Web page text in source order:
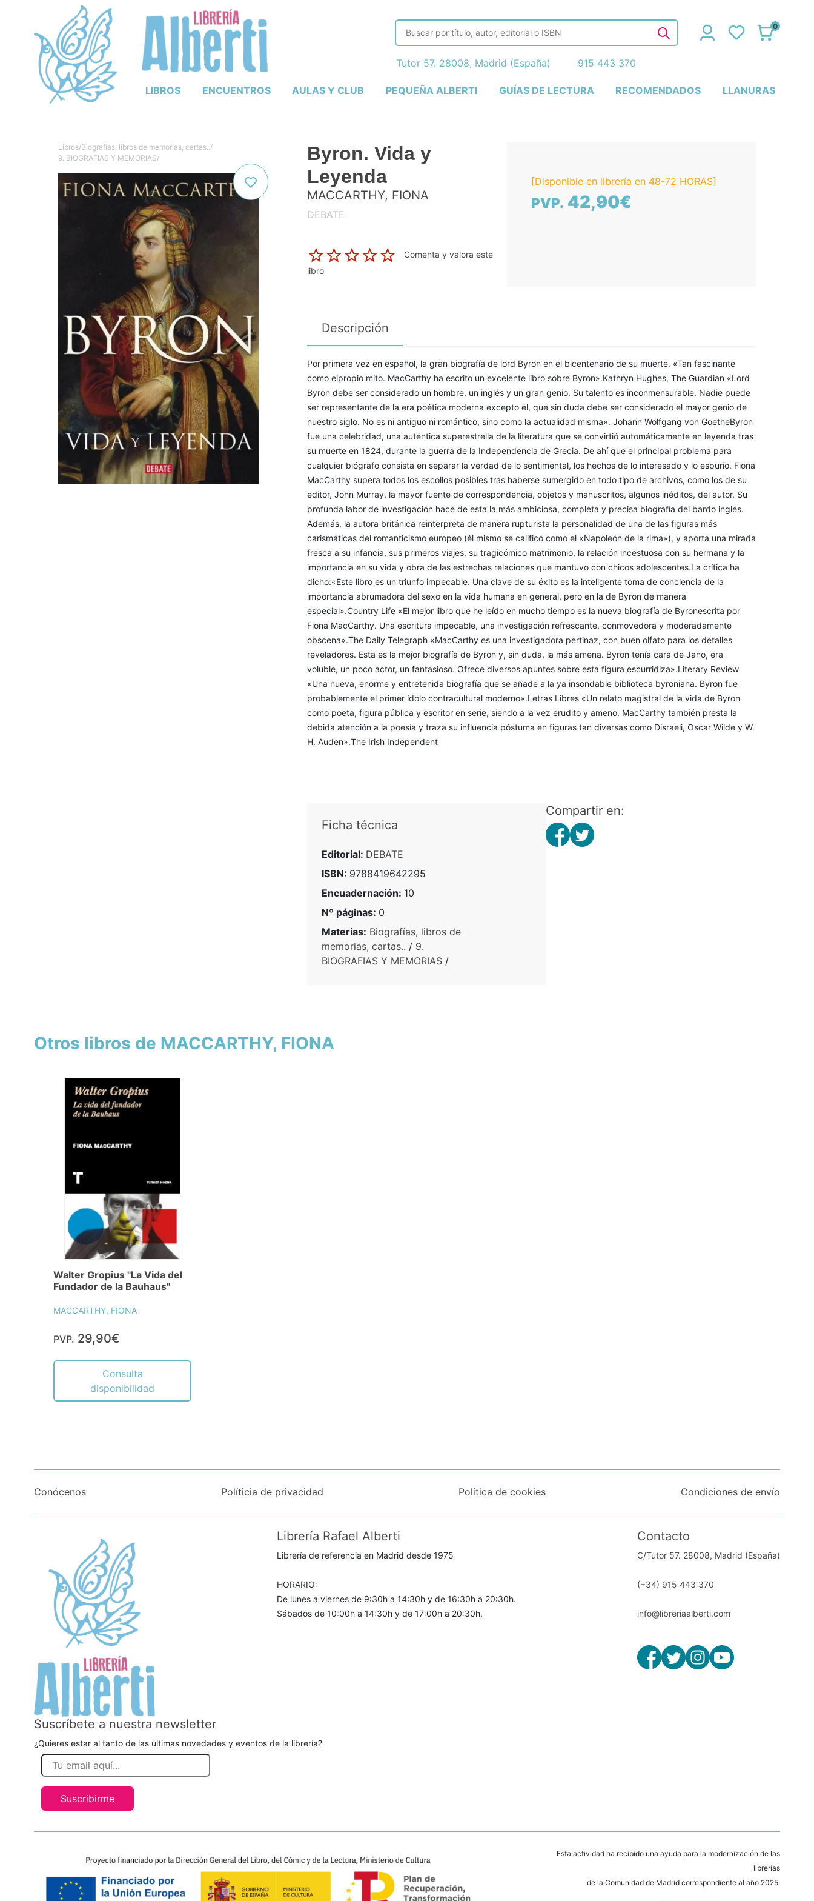
LIBROS ENCUENTROS AULAS Y CLUB PEQUEÑA ALBERTI GUÍAS DE LECTURA RECOMENDADOS LLANURAS
0
Tutor 57. 28008, Madrid (España) 915 443 370
Libros/Biografías, libros de memorias, cartas../
9. BIOGRAFIAS Y MEMORIAS/
Byron. Vida y
Leyenda
MACCARTHY, FIONA
DEBATE.
Comenta y valora este
libro
[Disponible en librería en 48-72 HORAS]
PVP. 42,90€
Descripción
Por primera vez en español, la gran biografía de lord Byron en el bicentenario de su muerte. «Tan fascinante
como elpropio mito. MacCarthy ha escrito un excelente libro sobre Byron».Kathryn Hughes, The Guardian «Lord
Byron debe ser considerado un hombre, un inglés y un gran genio. Su talento es inconmensurable. Nadie puede
ser representante de la era poética moderna excepto él, que sin duda debe ser considerado el mayor genio de
nuestro siglo. No es ni antiguo ni romántico, sino como la actualidad misma». Johann Wolfgang von GoetheByron
fue una celebridad, una auténtica superestrella de la literatura que se convirtió automáticamente en leyenda tras
su muerte en 1824, durante la guerra de la Independencia de Grecia. De ahí que el principal problema para
cualquier biógrafo consista en separar la verdad de lo sentimental, los hechos de lo interesado y lo espurio. Fiona
MacCarthy supera todos los escollos posibles tras haberse sumergido en todo tipo de archivos, como los de su
editor, John Murray, la mayor fuente de correspondencia, objetos y manuscritos, algunos inéditos, del autor. Su
profunda labor de investigación hace de esta la más ambiciosa, completa y precisa biografía del bardo inglés.
Además, la autora británica reinterpreta de manera rupturista la personalidad de una de las figuras más
carismáticas del romanticismo europeo (él mismo se calificó como el «Napoleón de la rima»), y aporta una mirada
fresca a su infancia, sus primeros viajes, su tragicómico matrimonio, la relación incestuosa con su hermana y la
importancia en su vida y obra de las estrechas relaciones que mantuvo con chicos adolescentes.La crítica ha
dicho:«Este libro es un triunfo impecable. Una clave de su éxito es la inteligente toma de conciencia de la
importancia abrumadora del sexo en la vida humana en general, pero en la de Byron de manera
especial».Country Life «El mejor libro que he leído en mucho tiempo es la nueva biografía de Byronescrita por
Fiona MacCarthy. Una escritura impecable, una investigación refrescante, conmovedora y moderadamente
obscena».The Daily Telegraph «MacCarthy es una investigadora pertinaz, con buen olfato para los detalles
reveladores. Esta es la mejor biografía de Byron y, sin duda, la más amena. Byron tenía cara de Jano, era
voluble, un poco actor, un fantasioso. Ofrece diversos apuntes sobre esta figura escurridiza».Literary Review
«Una nueva, enorme y entretenida biografía que se añade a la ya insondable biblioteca byroniana. Byron fue
probablemente el primer ídolo contracultural moderno».Letras Libres «Un relato magistral de la vida de Byron
como poeta, figura pública y escritor en serie, siendo a la vez erudito y ameno. MacCarthy también presta la
debida atención a la poesía y traza su influencia póstuma en figuras tan diversas como Disraeli, Oscar Wilde y W.
H. Auden».The Irish Independent
Ficha técnica
Editorial: DEBATE
ISBN: 9788419642295
Encuadernación: 10
Nº páginas: 0
Materias: Biografías, libros de
memorias, cartas.. / 9.
BIOGRAFIAS Y MEMORIAS/
Compartir en:
Otros libros de MACCARTHY, FIONA
Walter Gropius "La Vida del
Fundador de la Bauhaus"
MACCARTHY, FIONA
PVP. 29,90€
Consulta
disponibilidad
Conócenos Políticia de privacidad Política de cookies Condiciones de envío
Librería Rafael Alberti
Librería de referencia en Madrid desde 1975
HORARIO:
De lunes a viernes de 9:30h a 14:30h y de 16:30h a 20:30h.
Sábados de 10:00h a 14:30h y de 17:00h a 20:30h.
Contacto
C/Tutor 57. 28008, Madrid (España)
(+34) 915 443 370
info@libreriaalberti.com
Suscríbete a nuestra newsletter
¿Quieres estar al tanto de las últimas novedades y eventos de la librería?
Suscribirme
Esta actividad ha recibido una ayuda para la modernización de las
librerías
de la Comunidad de Madrid correspondiente al año 2025.